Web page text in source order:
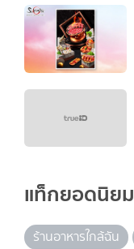
แท็กยอดนิยม
ร้านอาหารใกล้ฉัน